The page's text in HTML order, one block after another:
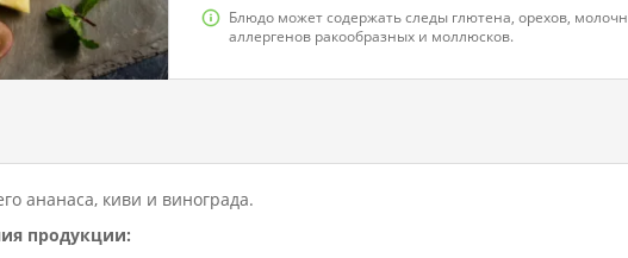
Блюдо может содержать следы глютена, орехов,
аллергенов ракообразных и моллюсков.
ананаса, киви и винограда.
продукции: